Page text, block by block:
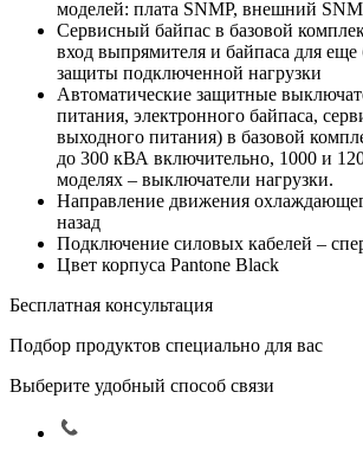
моделей: плата SNMP, внешний
Сервисный байпас в базовой
вход выпрямителя и байпаса для
защиты подключенной нагрузки
Автоматические защитные
питания, электронного байпаса,
выходного питания) в базовой
до 300 кВА включительно, 1000 и
моделях – выключатели нагрузки.
Направление движения
назад
Подключение силовых кабелей –
Цвет корпуса Pantone Black
Бесплатная консультация
Подбор продуктов специально для вас
Выберите удобный способ связи